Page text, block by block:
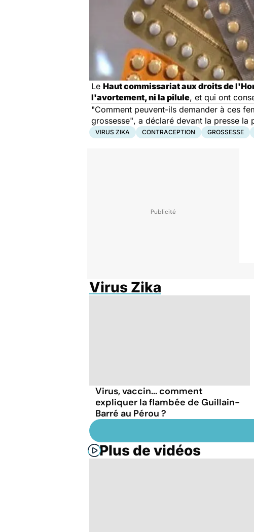
Le Haut commissariat aux droits de
l'avortement, ni la pilule, et qui ont
"Comment peuvent-ils demander à ces
grossesse", a déclaré devant la presse la
VIRUS ZIKA CONTRACEPTION GROSSESSE
Virus Zika
Virus, vaccin... comment
expliquer la flambée de Guillain-
Barré au Pérou ?
Plus de vidéos